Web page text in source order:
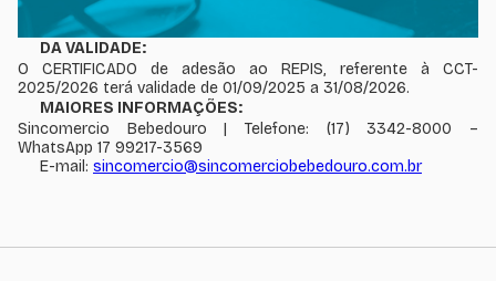
DA VALIDADE:
O CERTIFICADO de adesão ao REPIS, referente à CCT-
2025/2026 terá validade de 01/09/2025 a 31/08/2026.
MAIORES INFORMAÇÕES:
Sincomercio Bebedouro | Telefone: (17) 3342-8000 –
WhatsApp 17 99217-3569
E-mail: sincomercio@sincomerciobebedouro.com.br